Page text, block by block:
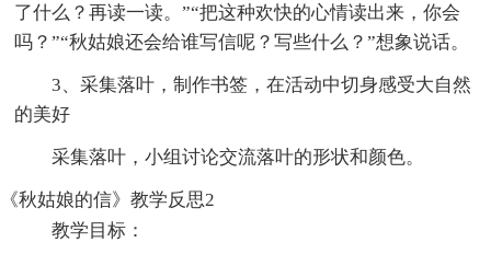
了什么？再读一读。”“把这种欢快的心情读出来，你会
吗？”“秋姑娘还会给谁写信呢？写些什么？”想象说话。
3、采集落叶，制作书签，在活动中切身感受大自然
的美好
采集落叶，小组讨论交流落叶的形状和颜色。
《秋姑娘的信》教学反思2
教学目标：